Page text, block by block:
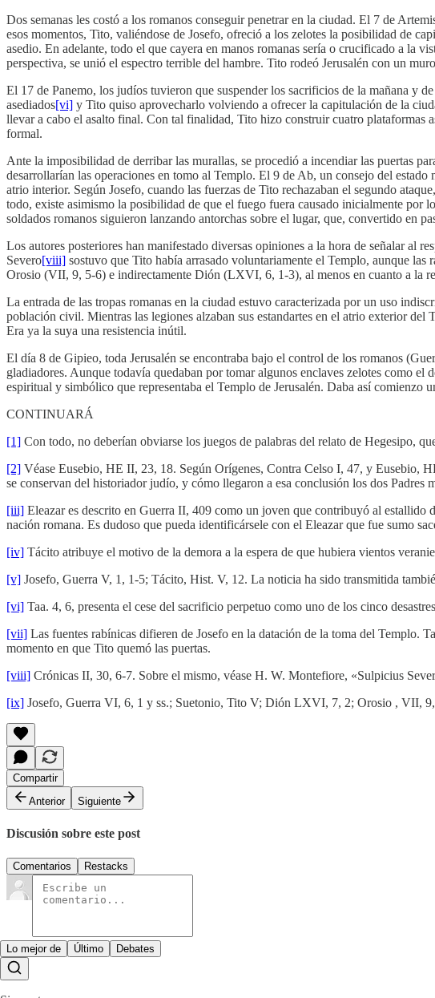
Dos semanas les costó a los romanos conseguir penetrar en la ciudad. El 7 de
esos momentos, Tito, valiéndose de Josefo, ofreció a los zelotes la posibilidad de
asedio. En adelante, todo el que cayera en manos romanas sería o crucificado a la
perspectiva, se unió el espectro terrible del hambre. Tito rodeó Jerusalén con un
El 17 de Panemo, los judíos tuvieron que suspender los sacrificios de la mañana y
asediados[vi] y Tito quiso aprovecharlo volviendo a ofrecer la capitulación de la
llevar a cabo el asalto final. Con tal finalidad, Tito hizo construir cuatro plataformas
formal.
Ante la imposibilidad de derribar las murallas, se procedió a incendiar las puertas
desarrollarían las operaciones en tomo al Templo. El 9 de Ab, un consejo del
atrio interior. Según Josefo, cuando las fuerzas de Tito rechazaban el segundo
todo, existe asimismo la posibilidad de que el fuego fuera causado inicialmente
soldados romanos siguieron lanzando antorchas sobre el lugar, que, convertido en
Los autores posteriores han manifestado diversas opiniones a la hora de señalar al
Severo[viii] sostuvo que Tito había arrasado voluntariamente el Templo, aunque
Orosio (VII, 9, 5-6) e indirectamente Dión (LXVI, 6, 1-3), al menos en cuanto a la
La entrada de las tropas romanas en la ciudad estuvo caracterizada por un uso
población civil. Mientras las legiones alzaban sus estandartes en el atrio exterior del
Era ya la suya una resistencia inútil.
El día 8 de Gipieo, toda Jerusalén se encontraba bajo el control de los romanos
gladiadores. Aunque todavía quedaban por tomar algunos enclaves zelotes como
espiritual y simbólico que representaba el Templo de Jerusalén. Daba así
CONTINUARÁ
[1] Con todo, no deberían obviarse los juegos de palabras del relato de Hegesipo,
[2] Véase Eusebio, HE II, 23, 18. Según Orígenes, Contra Celso I, 47, y Eusebio,
se conservan del historiador judío, y cómo llegaron a esa conclusión los dos Padres
[iii] Eleazar es descrito en Guerra II, 409 como un joven que contribuyó al estallido
nación romana. Es dudoso que pueda identificársele con el Eleazar que fue sumo
[iv] Tácito atribuye el motivo de la demora a la espera de que hubiera vientos
[v] Josefo, Guerra V, 1, 1-5; Tácito, Hist. V, 12. La noticia ha sido transmitida
[vi] Taa. 4, 6, presenta el cese del sacrificio perpetuo como uno de los cinco
[vii] Las fuentes rabínicas difieren de Josefo en la datación de la toma del Templo.
momento en que Tito quemó las puertas.
[viii] Crónicas II, 30, 6-7. Sobre el mismo, véase H. W. Montefiore, «Sulpicius
[ix] Josefo, Guerra VI, 6, 1 y ss.; Suetonio, Tito V; Dión LXVI, 7, 2; Orosio , VII,
Compartir
Anterior
Siguiente
Discusión sobre este post
Comentarios Restacks
Lo mejor de Último Debates